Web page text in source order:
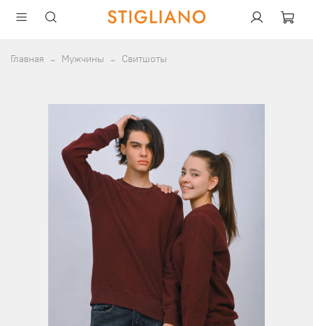
Главная Мужчины Свитшоты